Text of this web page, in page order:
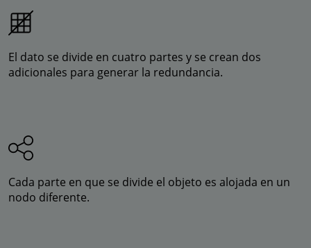
El dato se divide en cuatro partes y se crean dos
adicionales para generar la redundancia.
Cada parte en que se divide el objeto es alojada en un
nodo diferente.